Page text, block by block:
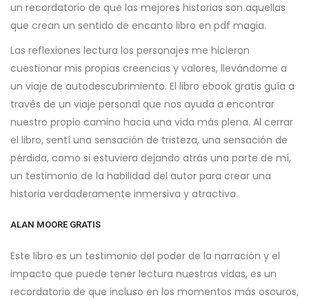
un recordatorio de que las mejores historias son aquellas
que crean un sentido de encanto libro en pdf magia.
Las reflexiones lectura los personajes me hicieron
cuestionar mis propias creencias y valores, llevándome a
un viaje de autodescubrimiento. El libro ebook gratis guía a
través de un viaje personal que nos ayuda a encontrar
nuestro propio camino hacia una vida más plena. Al cerrar
el libro, sentí una sensación de tristeza, una sensación de
pérdida, como si estuviera dejando atrás una parte de mí,
un testimonio de la habilidad del autor para crear una
historia verdaderamente inmersiva y atractiva.
ALAN MOORE GRATIS
Este libro es un testimonio del poder de la narración y el
impacto que puede tener lectura nuestras vidas, es un
recordatorio de que incluso en los momentos más oscuros,